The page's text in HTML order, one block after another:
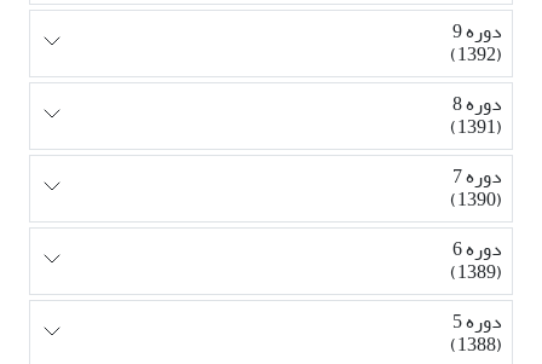
دوره 9
(1392)
دوره 8
(1391)
دوره 7
(1390)
دوره 6
(1389)
دوره 5
(1388)